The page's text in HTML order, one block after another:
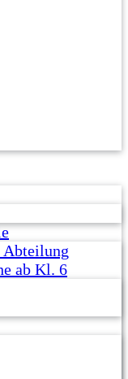
ab Kl. 6